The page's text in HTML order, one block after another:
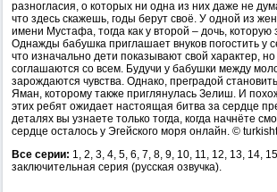
разногласия, о которых ни одна из них даже не
что здесь скажешь, годы берут своё. У одной из
имени Мустафа, тогда как у второй – дочь, которую
Однажды бабушка приглашает внуков погостить у
что изначально дети показывают свой характер, но
соглашаются со всем. Будучи у бабушки между
зарождаются чувства. Однако, преградой
Яман, которому также приглянулась Зелиш. И
этих ребят ожидает настоящая битва за сердце
деталях вы узнаете только тогда, когда начнёте
сердце осталось у Эгейского моря онлайн. ©
Все серии: 1, 2, 3, 4, 5, 6, 7, 8, 9, 10, 11, 12, 13, 14,
заключительная серия (русская озвучка).